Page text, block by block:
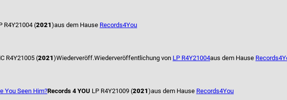
R4Y21004 (2021)aus dem Hause Records4You
R4Y21005 (2021)Wiederveröff.Wiederveröffentlichung von LP R4Y21004aus dem Hause
You Seen Him?Records 4 YOU LP R4Y21009 (2021)aus dem Hause Records4You